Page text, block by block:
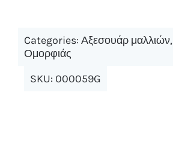
Categories: Αξεσουάρ μαλλιών,
Ομορφιάς
SKU: 000059G